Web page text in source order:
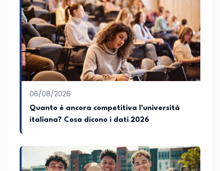
06/08/2026
Quanto è ancora competitiva l'università
italiana? Cosa dicono i dati 2026